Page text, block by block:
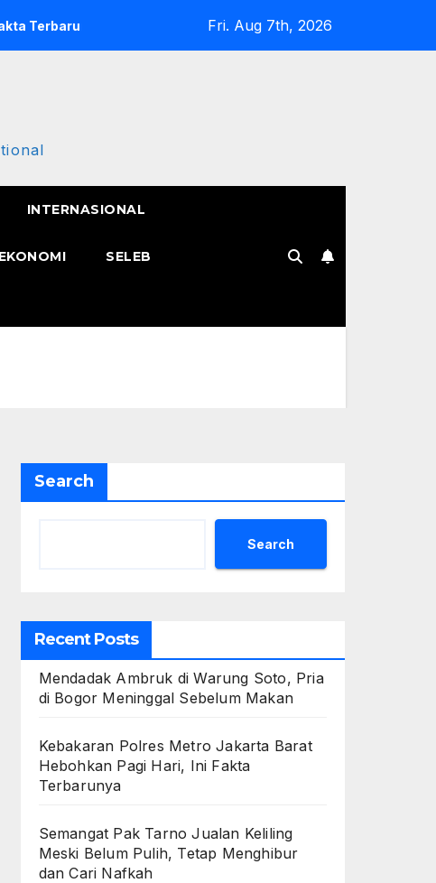
Semangat Pak Tarno Jualan Keliling Meski Belum
Fri. Aug 7th, 2026
INTERNASIONAL
EKONOMI SELEB
Search
Search
Recent Posts
Mendadak Ambruk di Warung Soto, Pria
di Bogor Meninggal Sebelum Makan
Kebakaran Polres Metro Jakarta Barat
Hebohkan Pagi Hari, Ini Fakta
Terbarunya
Semangat Pak Tarno Jualan Keliling
Meski Belum Pulih, Tetap Menghibur
dan Cari Nafkah